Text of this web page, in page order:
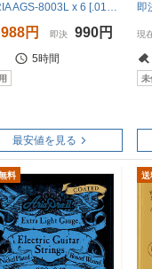
★ARIA AGS-8003L x 6 [.017P] エレキギター用 バラ弦 3弦 LIGHT★新品送料込/メール便
988円 即決 990円
5時間
最安値を見る
現
未
料 送